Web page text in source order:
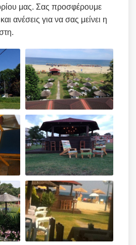
μας. Σας προσφέρουμε
και ανέσεις για να σας μείνει η